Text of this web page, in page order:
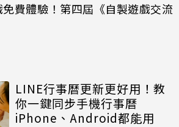
費體驗！第四屆《自製遊戲交流
LINE行事曆更新更好用！教
你一鍵同步手機行事曆
iPhone、Android都能用